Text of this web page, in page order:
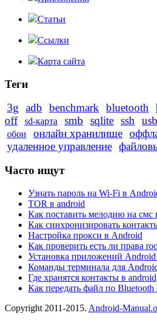
Статьи
Ссылки
Карта сайта
Теги
3g
adb benchmark bluetooth
off
sd-карта smb sqlite ssh usb
обои
онлайн хранилище
удаленное управление
Часто ищут
Узнать пароль на Wi-Fi в
TOR в android
Как поставить мелодию на смс
Как синхронизировать
Настройка прокси в Android
Как проверить есть ли права
Установка приложений
Команды терминала для
Где хранятся контакты в android
Как передать файл по
Copyright 2011-2015. Android-